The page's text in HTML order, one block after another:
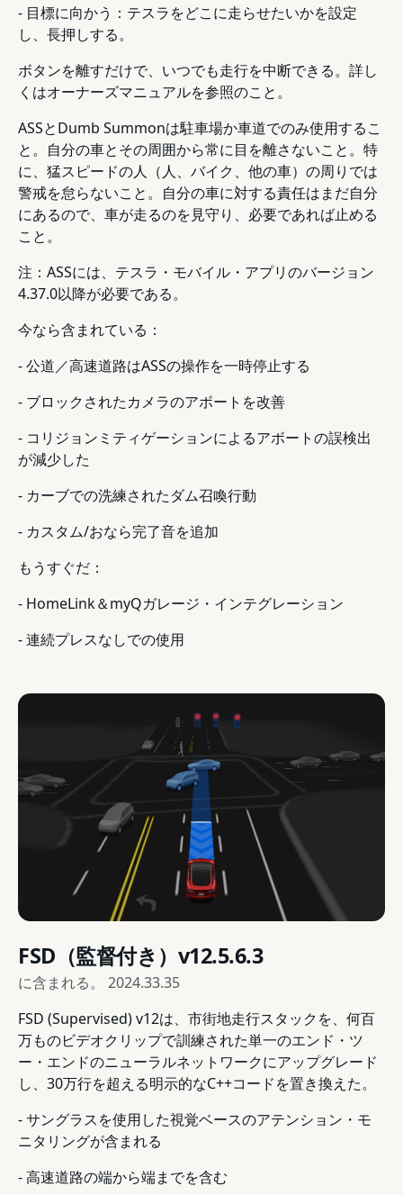
- 目標に向かう：テスラをどこに走らせたいかを設定
し、長押しする。
ボタンを離すだけで、いつでも走行を中断できる。詳し
くはオーナーズマニュアルを参照のこと。
ASSとDumb Summonは駐車場か車道でのみ使用するこ
と。自分の車とその周囲から常に目を離さないこと。特
に、猛スピードの人（人、バイク、他の車）の周りでは
警戒を怠らないこと。自分の車に対する責任はまだ自分
にあるので、車が走るのを見守り、必要であれば止める
こと。
注：ASSには、テスラ・モバイル・アプリのバージョン
4.37.0以降が必要である。
今なら含まれている：
- 公道／高速道路はASSの操作を一時停止する
- ブロックされたカメラのアボートを改善
- コリジョンミティゲーションによるアボートの誤検出
が減少した
- カーブでの洗練されたダム召喚行動
- カスタム/おなら完了音を追加
もうすぐだ：
- HomeLink＆myQガレージ・インテグレーション
- 連続プレスなしでの使用
FSD（監督付き）v12.5.6.3
に含まれる。 2024.33.35
FSD (Supervised) v12は、市街地走行スタックを、何百
万ものビデオクリップで訓練された単一のエンド・ツ
ー・エンドのニューラルネットワークにアップグレード
し、30万行を超える明示的なC++コードを置き換えた。
- サングラスを使用した視覚ベースのアテンション・モ
ニタリングが含まれる
- 高速道路の端から端までを含む